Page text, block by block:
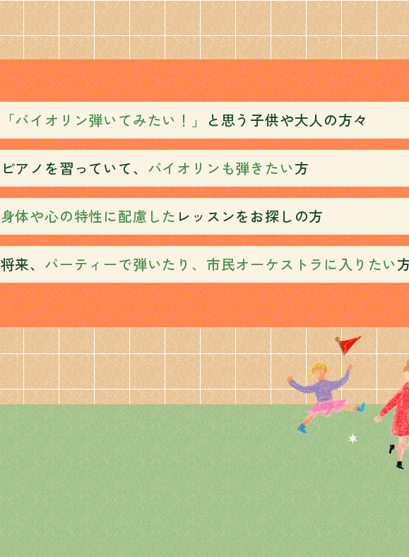
「バイオリン弾いてみたい！」 と思う子供や大人の方々
ピアノを習っていて、 バイオリンも弾きたい方
身体や心の特性に配慮した レッスンをお探しの方
将来、 パーティーで弾いたり、市民オーケストラに入りたい